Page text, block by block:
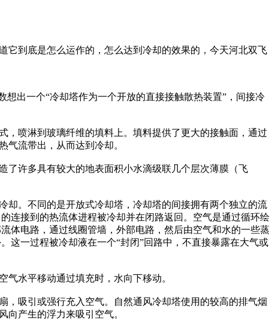
它到底是怎么运作的，怎么达到冷却的效果的，今天河北双飞
出一个“冷却塔作为一个开放的直接接触散热装置”，间接冷
，喷淋到玻璃纤维的填料上。填料提供了更大的接触面，通过
气流带出，从而达到冷却。
了许多具有较大的地表面积小水滴级联几个层次薄膜（飞
却。不同的是开放式冷却塔，冷却塔的间接拥有两个独立的流
连接到的热流体进程被冷却并在闭路返回。空气是通过循环绘
体电路，通过线圈管墙，外部电路，然后由空气和水的一些蒸
这一过程被冷却液在一个“封闭”回路中，不直接暴露在大气或
水平移动通过填充时，水向下移动。
，吸引或强行充入空气。自然通风冷却塔使用的较高的排气烟
向产生的浮力来吸引空气。